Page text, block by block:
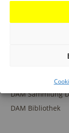
Ansprechpartner
DAM Sammlung
DAM Bibliothek